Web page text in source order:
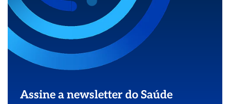
Assine a newsletter do Saúde